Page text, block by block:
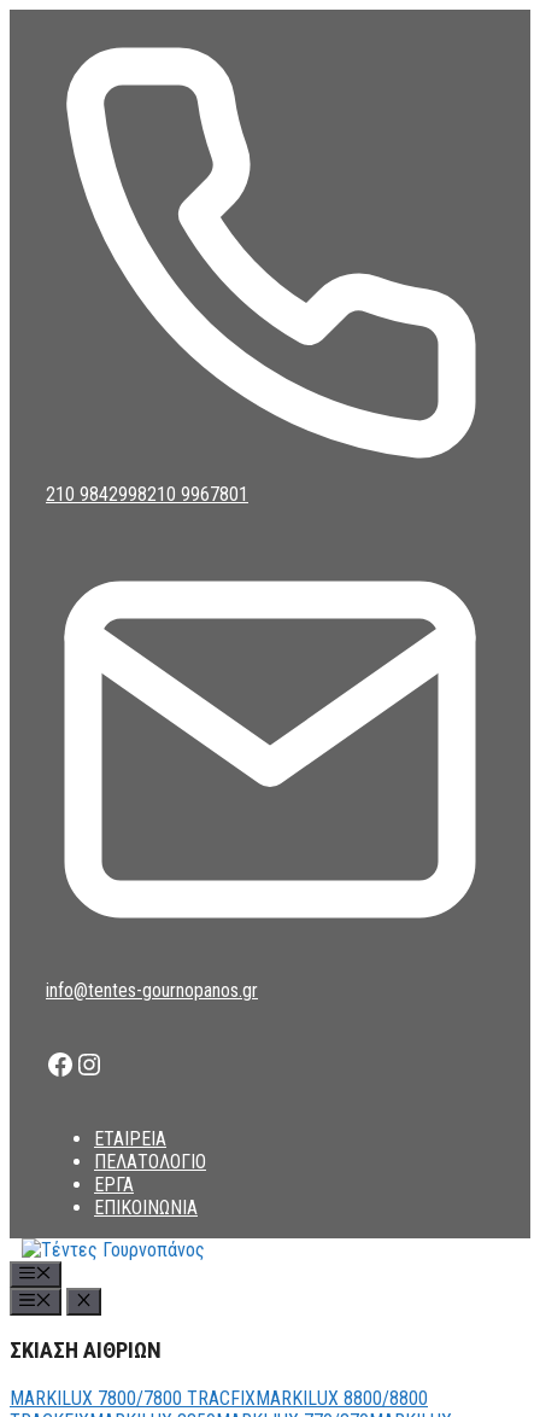
περιεχόμενο
210 9842998210 9967801
info@tentes-gournopanos.gr
Facebook
Instagram
ΕΤΑΙΡΕΙΑ
ΠΕΛΑΤΟΛΟΓΙΟ
ΕΡΓΑ
ΕΠΙΚΟΙΝΩΝΙΑ
ΣΚΙΑΣΗ ΑΙΘΡΙΩΝ
MARKILUX 7800/7800 TRACFIXMARKILUX 8800/8800